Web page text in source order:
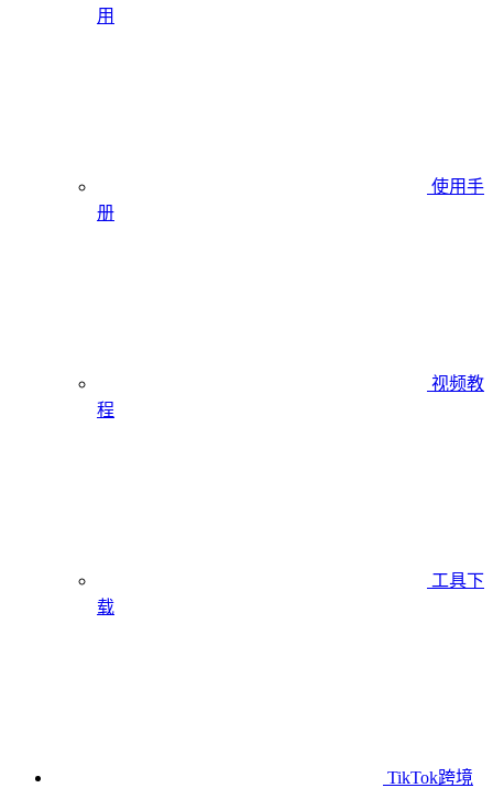
用
使用手
册
视频教
程
工具下
载
TikTok跨境